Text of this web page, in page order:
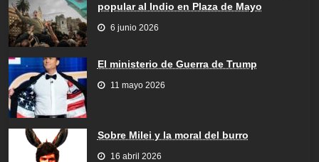
popular al Indio en Plaza de Mayo
6 junio 2026
El ministerio de Guerra de Trump
11 mayo 2026
Sobre Milei y la moral del burro
16 abril 2026